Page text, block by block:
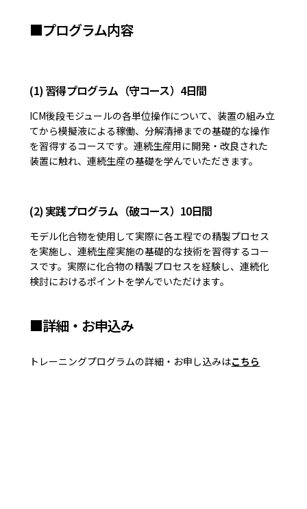
■プログラム内容
(1) 習得プログラム（守コース）4日間
ICM後段モジュールの各単位操作について、装置の組み立
てから模擬液による稼働、分解清掃までの基礎的な操作
を習得するコースです。連続生産用に開発・改良された
装置に触れ、連続生産の基礎を学んでいただきます。
(2) 実践プログラム（破コース）10日間
モデル化合物を使用して実際に各エ程での精製プロセス
を実施し、連続生産実施の基礎的な技術を習得するコー
スです。実際に化合物の精製プロセスを経験し、連続化
検討におけるポイントを学んでいただけます。
■詳細・お申込み
トレーニングプログラムの詳細・お申し込みはこちら